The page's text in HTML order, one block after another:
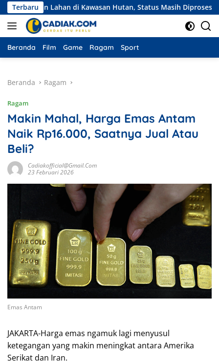
Langsung
ke
konten
Terbaru
Lahan di Kawasan Hutan, Status Masih Diproses
Beranda Film Game Ragam Sport
Beranda Ragam
Ragam
Makin Mahal, Harga Emas Antam
Naik Rp16.000, Saatnya Jual Atau
Beli?
Cadiakofficial@gmail.com
23 Februari 2026
Emas Antam
JAKARTA-Harga emas ngamuk lagi menyusul
ketegangan yang makin meningkat antara Amerika
Serikat dan Iran.